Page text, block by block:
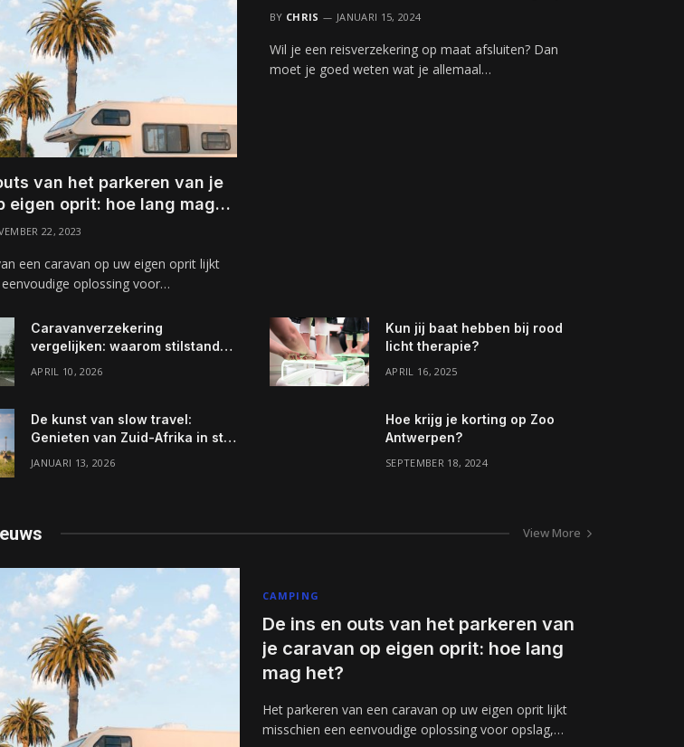
van het parkeren van je
eigen oprit: hoe lang mag
22, 2023
een caravan op uw eigen oprit lijkt
oplossing voor…
maat?
BY CHRIS JANUARI 15, 2024
Wil je een reisverzekering op maat afsluiten? Dan
moet je goed weten wat je allemaal…
Caravanverzekering
vergelijken: waarom stilstand
APRIL 10, 2026
Kun jij baat hebben bij rood
licht therapie?
APRIL 16, 2025
De kunst van slow travel:
Genieten van Zuid-Afrika in stijl
JANUARI 13, 2026
Hoe krijg je korting op Zoo
Antwerpen?
SEPTEMBER 18, 2024
View More
CAMPING
De ins en outs van het parkeren van
je caravan op eigen oprit: hoe lang
mag het?
Het parkeren van een caravan op uw eigen oprit lijkt
misschien een eenvoudige oplossing voor opslag,…